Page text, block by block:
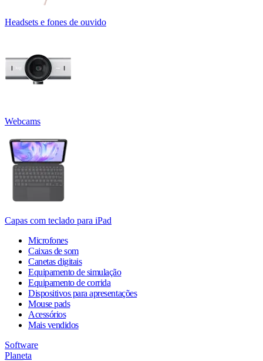
Headsets e fones de ouvido
Webcams
Capas com teclado para iPad
Microfones
Caixas de som
Canetas digitais
Equipamento de simulação
Equipamento de corrida
Dispositivos para apresentações
Mouse pads
Acessórios
Mais vendidos
Software
Planeta